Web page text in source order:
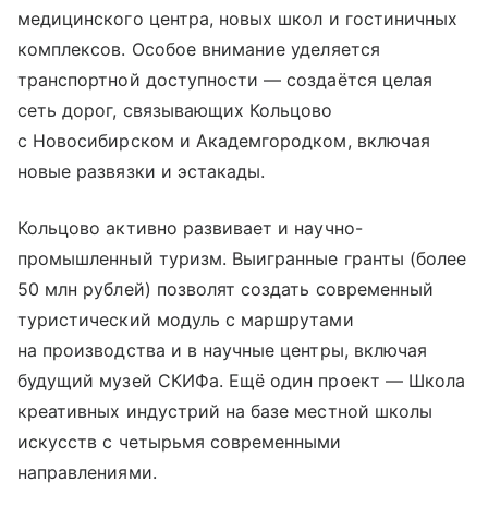
медицинского центра, новых школ и гостиничных
комплексов. Особое внимание уделяется
транспортной доступности — создаётся целая
сеть дорог, связывающих Кольцово
с Новосибирском и Академгородком, включая
новые развязки и эстакады.
Кольцово активно развивает и научно-
промышленный туризм. Выигранные гранты (более
50 млн рублей) позволят создать современный
туристический модуль с маршрутами
на производства и в научные центры, включая
будущий музей СКИФа. Ещё один проект — Школа
креативных индустрий на базе местной школы
искусств с четырьмя современными
направлениями.